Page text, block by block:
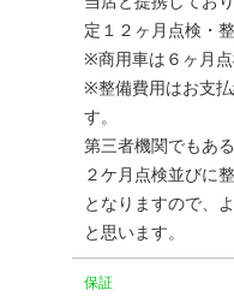
定１２ヶ月点検・
※商用車は６ヶ月点
※整備費用はお支
す。
第三者機関でもあ
２ケ月点検並びに
となりますので、
と思います。
保証